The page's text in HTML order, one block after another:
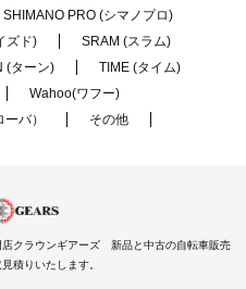
SHIMANO PRO (シマノプロ)
ズド)
SRAM (スラム)
(ターン)
TIME (タイム)
Wahoo(ワフー)
バ）
その他
クラウンギアーズ 新品と中古の自転車販売
積りいたします。